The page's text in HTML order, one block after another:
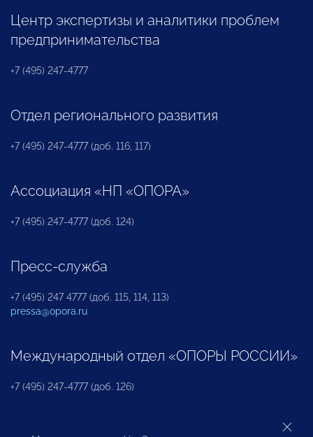
Центр экспертизы и аналитики проблем
предпринимательства
+7 (495) 247-4777
Отдел регионального развития
+7 (495) 247-4777 (доб. 116, 117)
Ассоциация «НП «ОПОРА»
+7 (495) 247-4777 (доб. 124)
Пресс-служба
+7 (495) 247 4777 (доб. 115, 114, 113)
pressa@opora.ru
Международный отдел «ОПОРЫ РОССИИ»
+7 (495) 247-4777 (доб. 126)
Бюро по защите прав предпринимателей и